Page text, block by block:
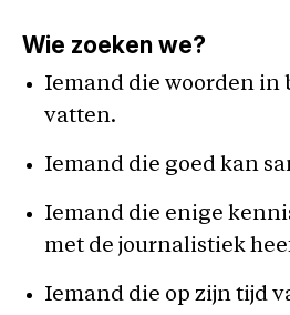
Wie zoeken we?
Iemand die woorden in
vatten.
Iemand die goed kan
Iemand die enige
met de journalistiek
Iemand die op zijn tijd